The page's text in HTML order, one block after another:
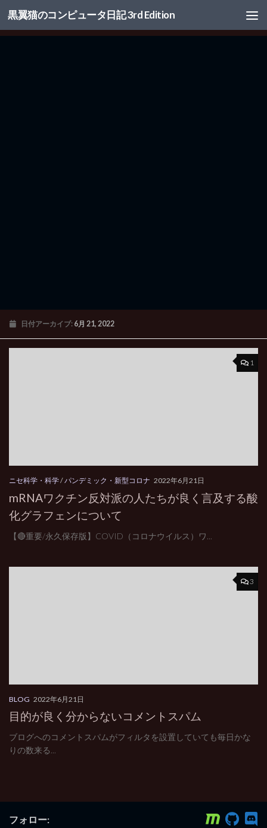
コンテンツへスキップ
黒翼猫のコンピュータ日記 3rd Edition
日付アーカイブ: 6月 21, 2022
1
ニセ科学・科学/パンデミック・新型コロナ 2022年6月21日
mRNAワクチン反対派の人たちが良く言及する酸
化グラフェンについて
【🔴重要/永久保存版】COVID（コロナウイルス）ワ...
3
BLOG 2022年6月21日
目的が良く分からないコメントスパム
ブログへのコメントスパムがフィルタを設置していても毎日かな
りの数来る...
フォロー: